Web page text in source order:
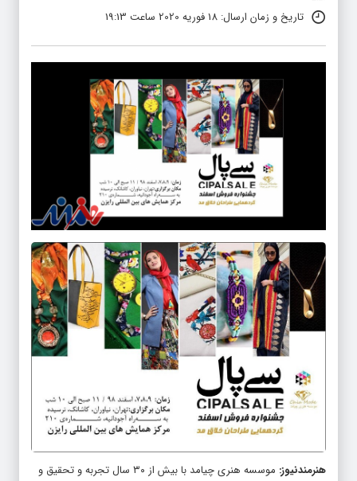
تاریخ و زمان ارسال: 18 فوریه 2020 ساعت 19:13
هنرمندنیوز:
موسسه هنری چیامد با بیش از ۳۰ سال تجربه و تحقیق و